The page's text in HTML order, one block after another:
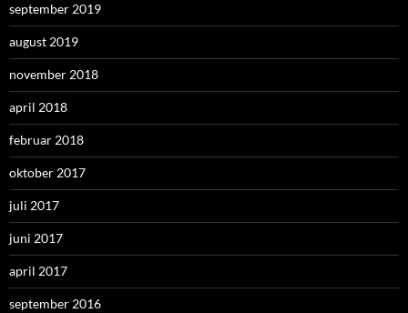
september 2019
august 2019
november 2018
april 2018
februar 2018
oktober 2017
juli 2017
juni 2017
april 2017
september 2016